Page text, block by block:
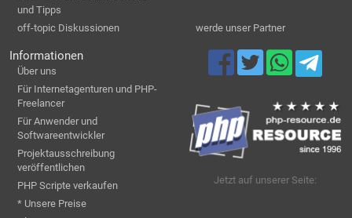
und Tipps
off-topic Diskussionen
werde unser Partner
Informationen
Über uns
Für Internetagenturen und PHP-
Freelancer
Für Anwender und
Softwareentwickler
Projektausschreibung
veröffentlichen
PHP Scripte verkaufen
* Unsere Preise
Jetzt auf unserer Seite: